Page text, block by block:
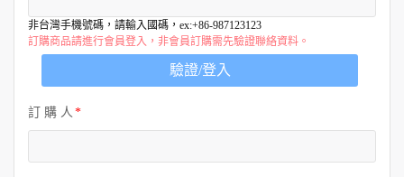
非台灣手機號碼，請輸入國碼，ex:+86-987123123
訂購商品請進行會員登入，非會員訂購需先驗證聯絡資料。
驗證/登入
訂 購 人